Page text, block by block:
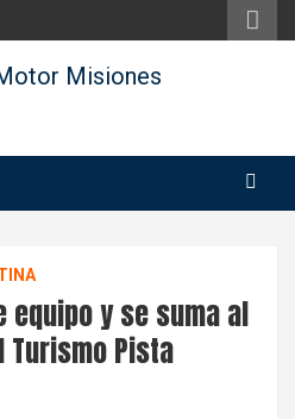
equipo y se suma al
Turismo Pista